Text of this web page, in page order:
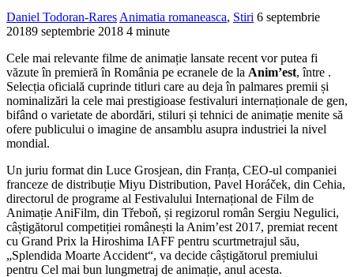
Daniel Todoran-Rares Animatia romaneasca, Stiri 6 septembrie
20189 septembrie 2018 4 minute
Cele mai relevante filme de animație lansate recent vor putea fi
văzute în premieră în România pe ecranele de la Anim’est, între .
Selecția oficială cuprinde titluri care au deja în palmares premii și
nominalizări la cele mai prestigioase festivaluri internaționale de gen,
bifând o varietate de abordări, stiluri și tehnici de animație menite să
ofere publicului o imagine de ansamblu asupra industriei la nivel
mondial.
Un juriu format din Luce Grosjean, din Franța, CEO-ul companiei
franceze de distribuție Miyu Distribution, Pavel Horáček, din Cehia,
directorul de programe al Festivalului Internațional de Film de
Animație AniFilm, din Třeboň, și regizorul român Sergiu Negulici,
câștigătorul competiției românești la Anim’est 2017, premiat recent
cu Grand Prix la Hiroshima IAFF pentru scurtmetrajul său,
„Splendida Moarte Accident“, va decide câștigătorul premiului
pentru Cel mai bun lungmetraj de animație, anul acesta.